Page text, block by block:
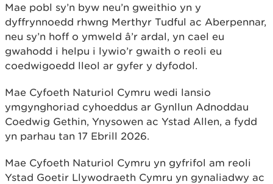
Mae pobl sy’n byw neu’n gweithio yn y
dyffrynnoedd rhwng Merthyr Tudful ac Aberpennar,
neu sy’n hoff o ymweld â’r ardal, yn cael eu
gwahodd i helpu i lywio’r gwaith o reoli eu
coedwigoedd lleol ar gyfer y dyfodol.
Mae Cyfoeth Naturiol Cymru wedi lansio
ymgynghoriad cyhoeddus ar Gynllun Adnoddau
Coedwig Gethin, Ynysowen ac Ystad Allen, a fydd
yn parhau tan 17 Ebrill 2026.
Mae Cyfoeth Naturiol Cymru yn gyfrifol am reoli
Ystad Goetir Llywodraeth Cymru yn gynaliadwy ac